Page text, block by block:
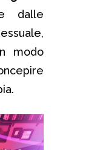
dalle
modo